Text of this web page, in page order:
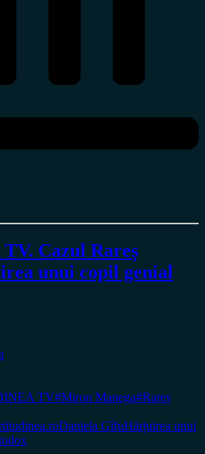
Cazul Rareș
unui copil genial
TV#Miron Manega#Rareș
Daniela GîfuHărțuirea unui